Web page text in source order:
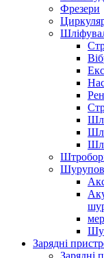
Фрезери
Зарядні
Зарядні